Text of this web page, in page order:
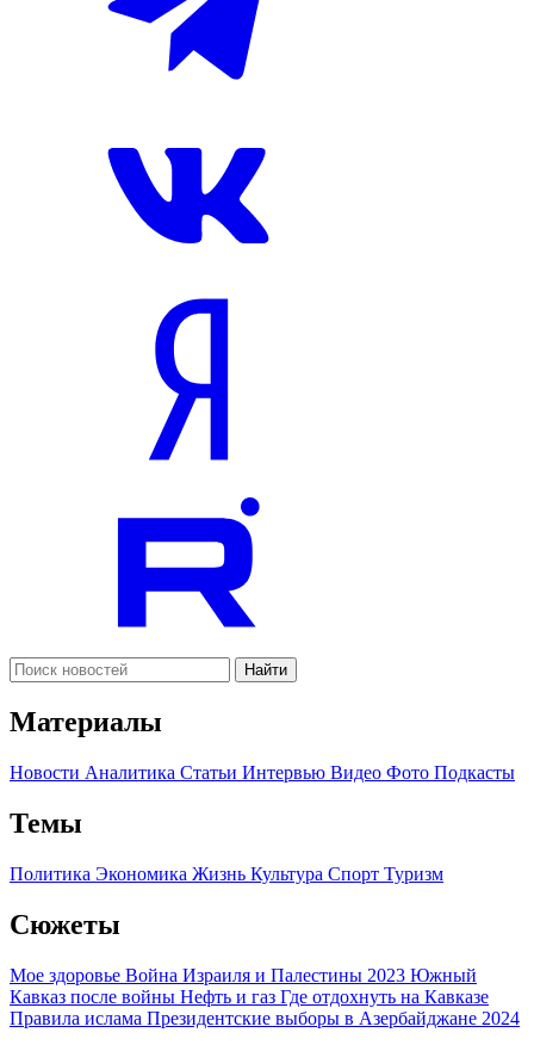
Найти
Материалы
Новости Аналитика Статьи Интервью Видео Фото Подкасты
Темы
Политика Экономика Жизнь Культура Спорт Туризм
Сюжеты
Мое здоровье Война Израиля и Палестины 2023 Южный
Кавказ после войны Нефть и газ Где отдохнуть на Кавказе
Правила ислама Президентские выборы в Азербайджане 2024